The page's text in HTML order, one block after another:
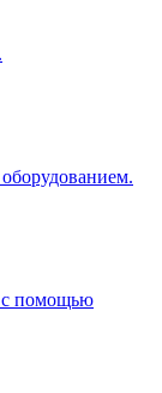
с помощью